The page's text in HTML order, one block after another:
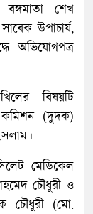
বঙ্গমাতা শেখ
উপাচার্য,
অভিযোগপত্র
বিষয়টি
কমিশন (দুদক)
মেডিকেল
আহমেদ চৌধুরী ও
চৌধুরী (মো.